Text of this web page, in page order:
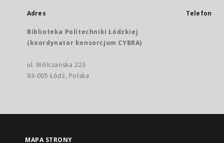
Adres
Biblioteka Politechniki Łódzkiej
(koordynator konsorcjum CYBRA)
ul. Wólczańska 223
93-005 Łódź, Polska
Telefon
MAPA STRONY